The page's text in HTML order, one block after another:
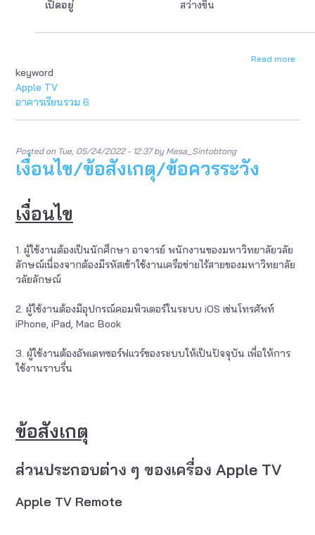
เปิดอยู่ สว่างขึ้น
Read more
ควร
keyword
Apple TV
อาคารเรียนรวม 6
Posted on Tue, 05/24/2022 - 12:37by Mesa_Sintobtong
เงื่อนไข/ข้อสังเกตุ/ข้อควรระวัง
เงื่อนไข
1. ผู้ใช้งานต้องเป็นนักศึกษา อาจารย์ พนักงานของมหาวิทยาลัยวลัย
ลักษณ์เนื่องจากต้องมีรหัสเข้าใช้งานเครือข่ายไร้สายของมหาวิทยาลัย
วลัยลักษณ์
2. ผู้ใช้งานต้องมีอุปกรณ์คอมพิวเตอร์ในระบบ iOS เช่นโทรศัพท์
iPhone, iPad, Mac Book
3. ผู้ใช้งานต้องอัพเดทซอร์ฟแวร์ของระบบให้เป็นปัจจุบัน เพื่อให้การ
ใช้งานราบรื่น
ข้อสังเกตุ
ส่วนประกอบต่าง ๆ ของเครื่อง Apple TV
Apple TV Remote